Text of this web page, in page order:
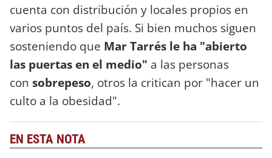
cuenta con distribución y locales propios en
varios puntos del país. Si bien muchos siguen
sosteniendo que Mar Tarrés le ha "abierto
las puertas en el medio" a las personas
con sobrepeso, otros la critican por "hacer un
culto a la obesidad".
EN ESTA NOTA